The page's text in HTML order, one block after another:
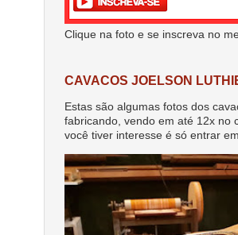
Clique na foto e se inscreva no
CAVACOS JOELSON
Estas são algumas fotos dos
fabricando, vendo em até 12x no
você tiver interesse é só entrar